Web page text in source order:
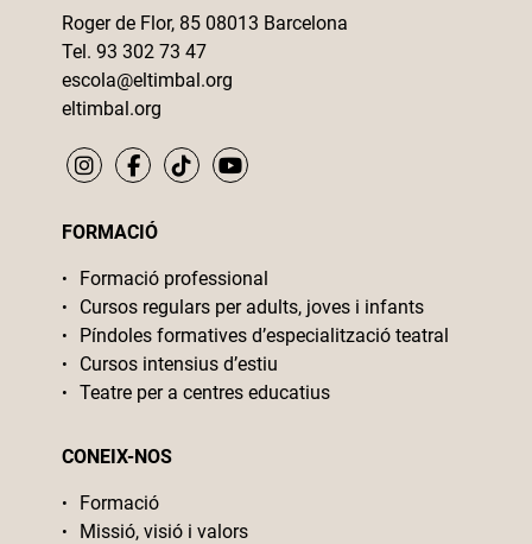
Roger de Flor, 85 08013 Barcelona
Tel. 93 302 73 47
escola@eltimbal.org
eltimbal.org
FORMACIÓ
Formació professional
Cursos regulars per adults, joves i infants
Píndoles formatives d’especialització teatral
Cursos intensius d’estiu
Teatre per a centres educatius
CONEIX-NOS
Formació
Missió, visió i valors